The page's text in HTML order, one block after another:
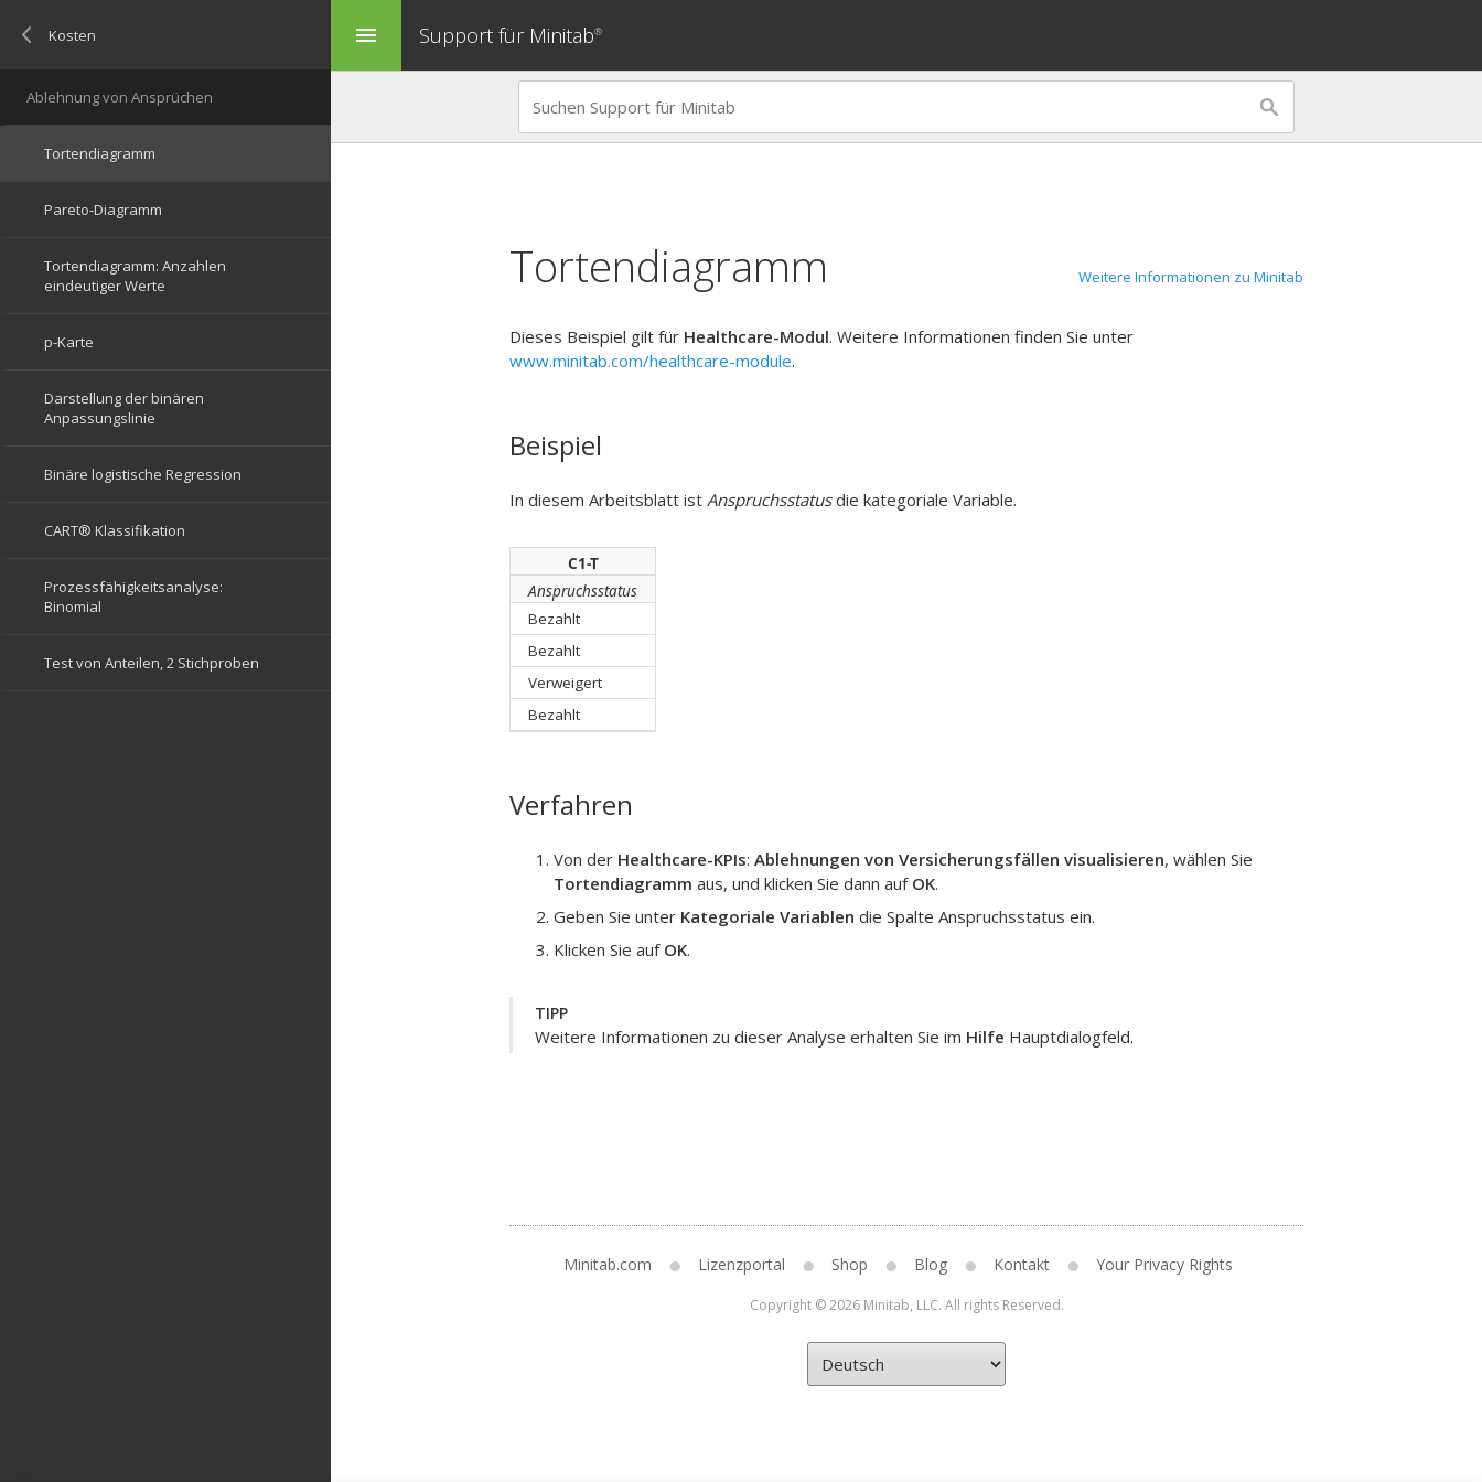
menu Support für Minitab®
Tortendiagramm Weitere Informationen zu Minitab
Dieses Beispiel gilt für Healthcare-Modul. Weitere Informationen finden Sie unter
www.minitab.com/healthcare-module.
Beispiel
In diesem Arbeitsblatt ist Anspruchsstatusdie kategoriale Variable.
C1-T
Anspruchsstatus
Bezahlt
Bezahlt
Verweigert
Bezahlt
Verfahren
Von der Healthcare-KPIs: Ablehnungen von Versicherungsfällen visualisieren, wählen Sie
Tortendiagramm aus, und klicken Sie dann auf OK.
Geben Sie unter Kategoriale Variablen die Spalte Anspruchsstatus ein.
Klicken Sie auf OK.
TIPP
Weitere Informationen zu dieser Analyse erhalten Sie im Hilfe Hauptdialogfeld.
Minitab.com Lizenzportal Shop Blog Kontakt Your Privacy Rights
Copyright © 2026 Minitab, LLC. All rights Reserved.